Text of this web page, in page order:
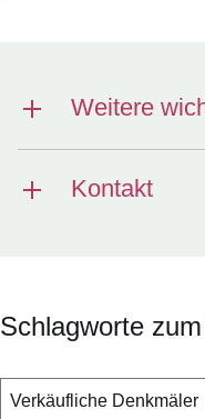
Weitere
Kontakt
Schlagworte
Verkäufliche Denkmäler